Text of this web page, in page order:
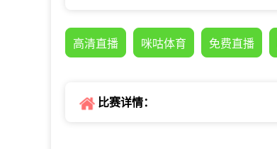
高清直播 咪咕体育 免费直播
比赛详情：